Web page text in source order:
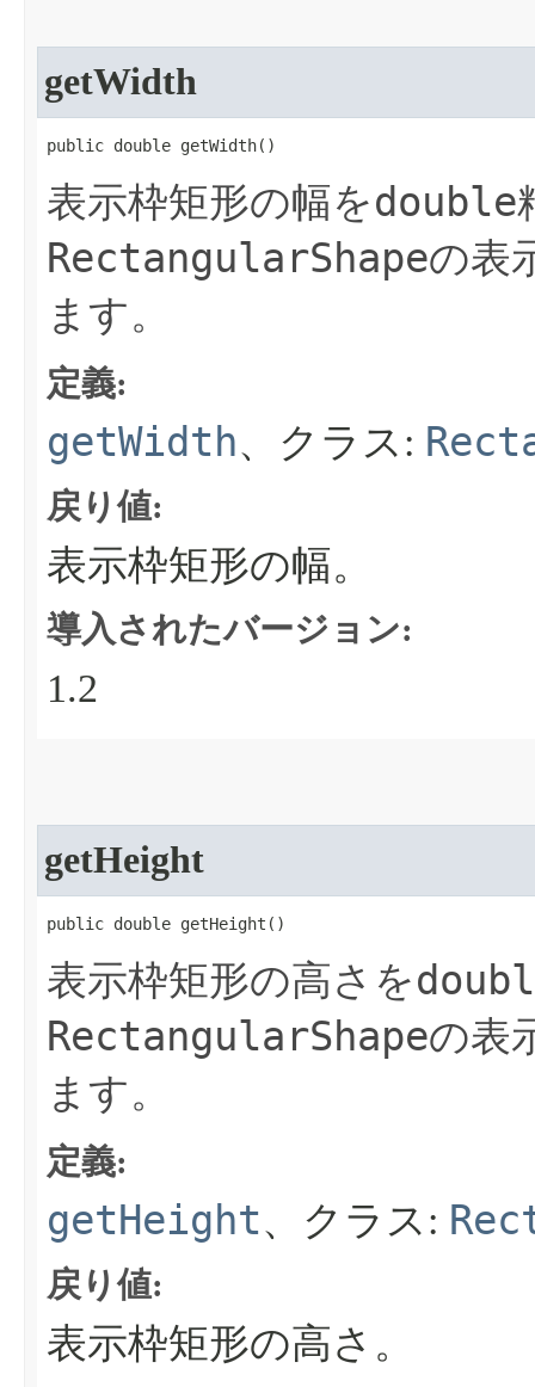
getWidth
public double getWidth​()
表示枠矩形の幅をdouble
RectangularShapeの表
ます。
定義:
getWidth、クラス:
戻り値:
表示枠矩形の幅。
導入されたバージョン:
1.2
getHeight
public double getHeight​()
表示枠矩形の高さを
RectangularShapeの表
ます。
定義:
getHeight、クラス:
戻り値:
表示枠矩形の高さ。